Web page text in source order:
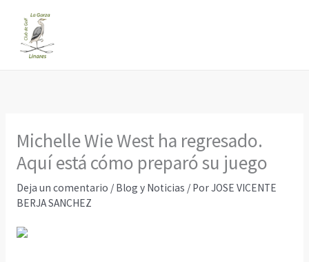
contenido
Michelle Wie West ha regresado.
Aquí está cómo preparó su juego
Deja un comentario / Blog y Noticias / PorJOSE VICENTE
BERJA SANCHEZ